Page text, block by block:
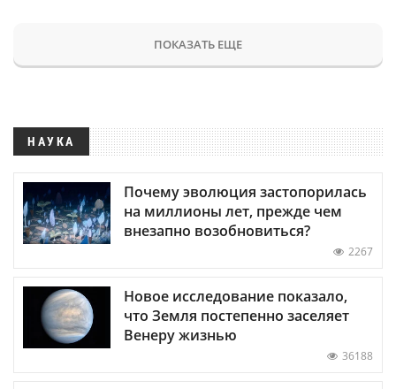
ПОКАЗАТЬ ЕЩЕ
НАУКА
Почему эволюция застопорилась
на миллионы лет, прежде чем
внезапно возобновиться?
2267
Новое исследование показало,
что Земля постепенно заселяет
Венеру жизнью
36188